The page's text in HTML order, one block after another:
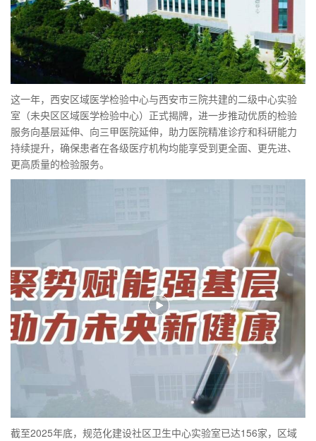
这一年，西安区域医学检验中心与西安市三院共建的二级中心实验
室（未央区区域医学检验中心）正式揭牌，进一步推动优质的检验
服务向基层延伸、向三甲医院延伸，助力医院精准诊疗和科研能力
持续提升，确保患者在各级医疗机构均能享受到更全面、更先进、
更高质量的检验服务。
截至2025年底，规范化建设社区卫生中心实验室已达156家，区域